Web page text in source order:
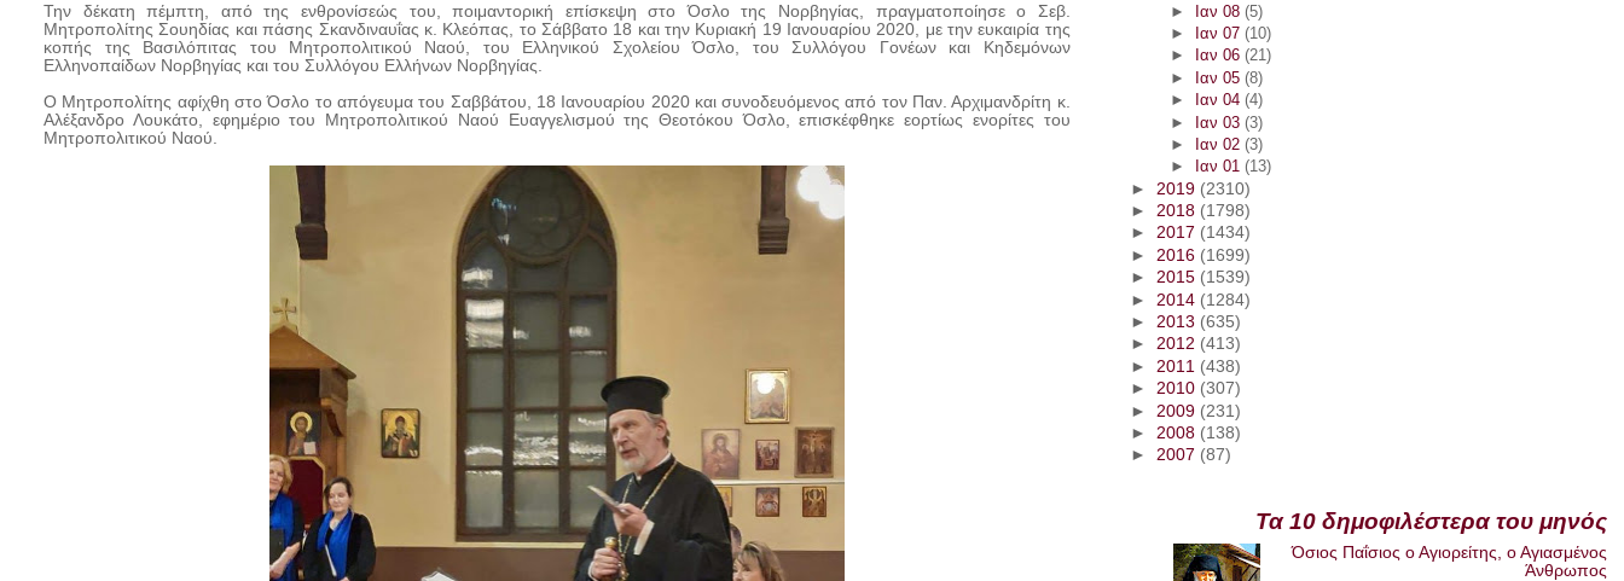
Την δέκατη πέμπτη, από της ενθρονίσεώς του, ποιμαντορική επίσκεψη στο Όσλο της Νορβηγίας, πραγματοποίησε ο Σεβ.
Μητροπολίτης Σουηδίας και πάσης Σκανδιναυΐας κ. Κλεόπας, το Σάββατο 18 και την Κυριακή 19 Ιανουαρίου 2020, με την ευκαιρία της
κοπής της Βασιλόπιτας του Μητροπολιτικού Ναού, του Ελληνικού Σχολείου Όσλο, του Συλλόγου Γονέων και Κηδεμόνων
Ελληνοπαίδων Νορβηγίας και του Συλλόγου Ελλήνων Νορβηγίας.
Ο Μητροπολίτης αφίχθη στο Όσλο το απόγευμα του Σαββάτου, 18 Ιανουαρίου 2020 και συνοδευόμενος από τον Παν. Αρχιμανδρίτη κ.
Αλέξανδρο Λουκάτο, εφημέριο του Μητροπολιτικού Ναού Ευαγγελισμού της Θεοτόκου Όσλο, επισκέφθηκε εορτίως ενορίτες του
Μητροπολιτικού Ναού.
► Ιαν 08 (5)
►
Ιαν 07 (10)
►
Ιαν 06 (21)
►
Ιαν 05 (8)
►
Ιαν 04 (4)
► Ιαν 03 (3)
►
Ιαν 02 (3)
►
Ιαν 01 (13)
► 2019 (2310)
►2018 (1798)
►2017 (1434)
► 2016 (1699)
►2015 (1539)
► 2014 (1284)
► 2013 (635)
►2012 (413)
► 2011 (438)
►2010 (307)
► 2009 (231)
► 2008 (138)
►2007 (87)
Τα 10 δημοφιλέστερα του μηνός
Όσιος Παΐσιος ο Αγιορείτης, ο Αγιασμένος
Άνθρωπος